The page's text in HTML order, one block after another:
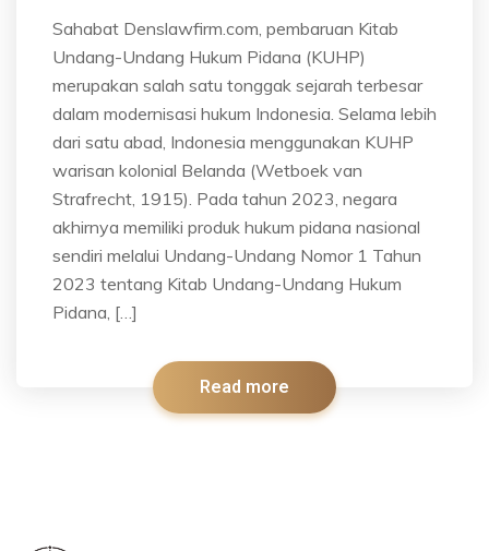
Sahabat Denslawfirm.com, pembaruan Kitab
Undang-Undang Hukum Pidana (KUHP)
merupakan salah satu tonggak sejarah terbesar
dalam modernisasi hukum Indonesia. Selama lebih
dari satu abad, Indonesia menggunakan KUHP
warisan kolonial Belanda (Wetboek van
Strafrecht, 1915). Pada tahun 2023, negara
akhirnya memiliki produk hukum pidana nasional
sendiri melalui Undang-Undang Nomor 1 Tahun
2023 tentang Kitab Undang-Undang Hukum
Pidana, […]
Read more